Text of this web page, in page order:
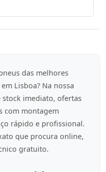
das melhores
em Lisboa? Na nossa
imediato, ofertas
com montagem
rápido e profissional.
que procura online,
gratuito.